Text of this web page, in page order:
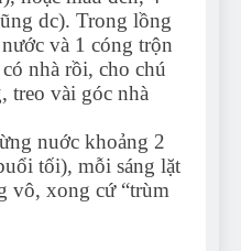
dc). Trong lồng
và 1 cóng trộn
nhà rồi, cho chú
treo vài góc nhà
nuớc khoảng 2
tối), mỗi sáng lặt
vô, xong cứ “trùm